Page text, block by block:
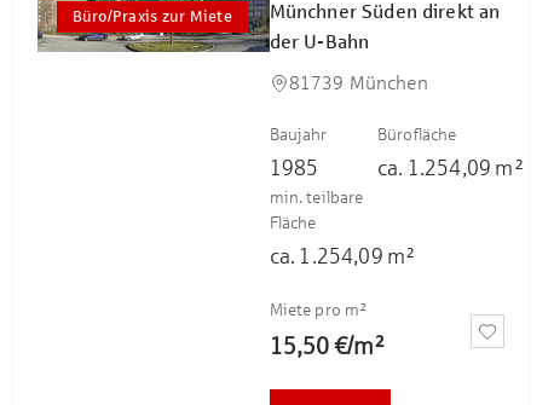
Büro/Praxis zur Miete
Münchner Süden direkt an
der U-Bahn
81739 München
Baujahr
1985
Bürofläche
ca. 1.254,09 m²
min. teilbare
Fläche
ca. 1.254,09 m²
Miete pro m²
15,50 €/m²